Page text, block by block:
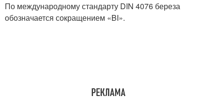
По международному стандарту DIN 4076 береза
обозначается сокращением «BI».